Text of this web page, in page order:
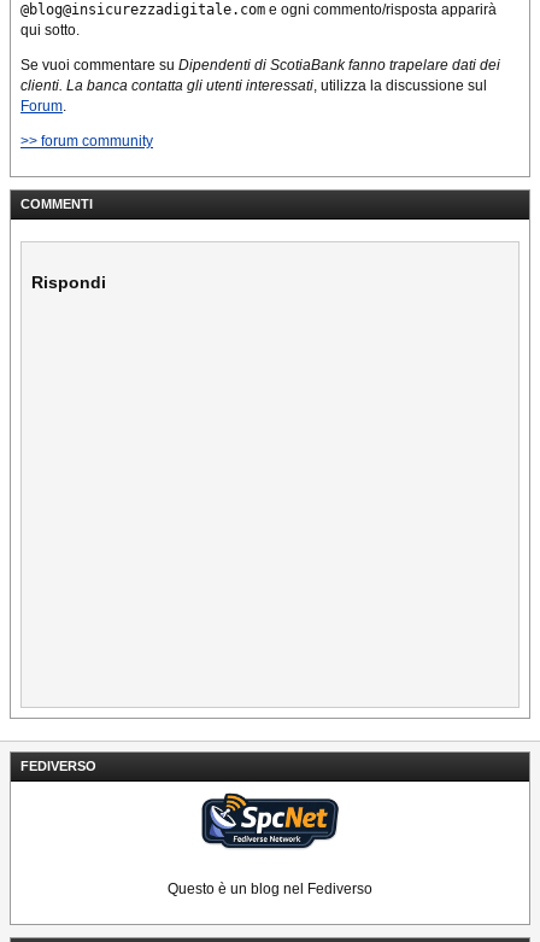
FEDIVERSO
Questo è un blog nel Fediverso
@blog@insicurezzadigitale.com e ogni commento/risposta apparirà
qui sotto.
Se vuoi commentare su Dipendenti di ScotiaBank fanno trapelare dati dei
clienti. La banca contatta gli utenti interessati, utilizza la discussione sul
Forum.
>> forum community
COMMENTI
Rispondi